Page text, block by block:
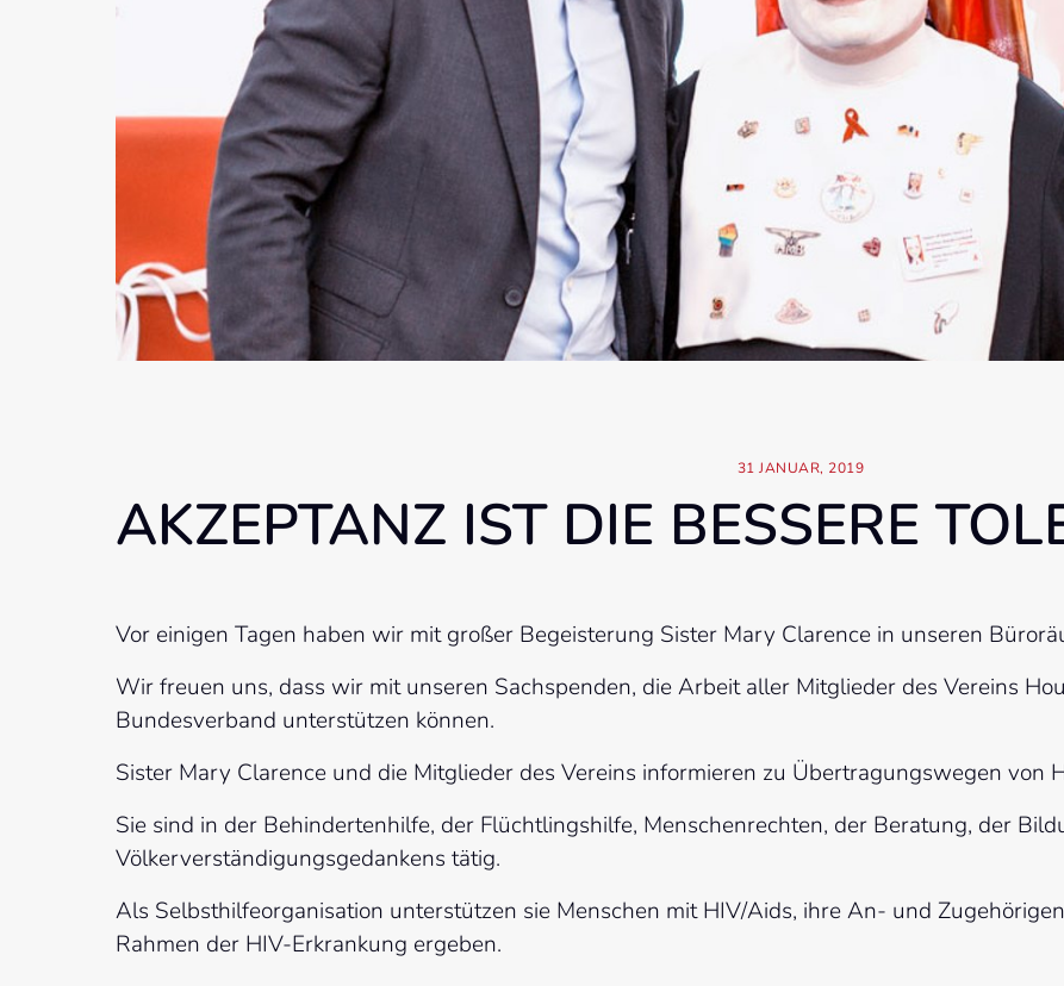
31JANUAR, 2019
AKZEPTANZ IST DIE BESSERE
Vor einigen Tagen haben wir mit großer Begeisterung Sister Mary Clarence in unseren
Wir freuen uns, dass wir mit unseren Sachspenden, die Arbeit aller Mitglieder des Vereins
Bundesverband unterstützen können.
Sister Mary Clarence und die Mitglieder des Vereins informieren zu Übertragungswegen von
Sie sind in der Behindertenhilfe, der Flüchtlingshilfe, Menschenrechten, der Beratung, der
Völkerverständigungsgedankens tätig.
Als Selbsthilfeorganisation unterstützen sie Menschen mit HIV/Aids, ihre An- und
Rahmen der HIV-Erkrankung ergeben.